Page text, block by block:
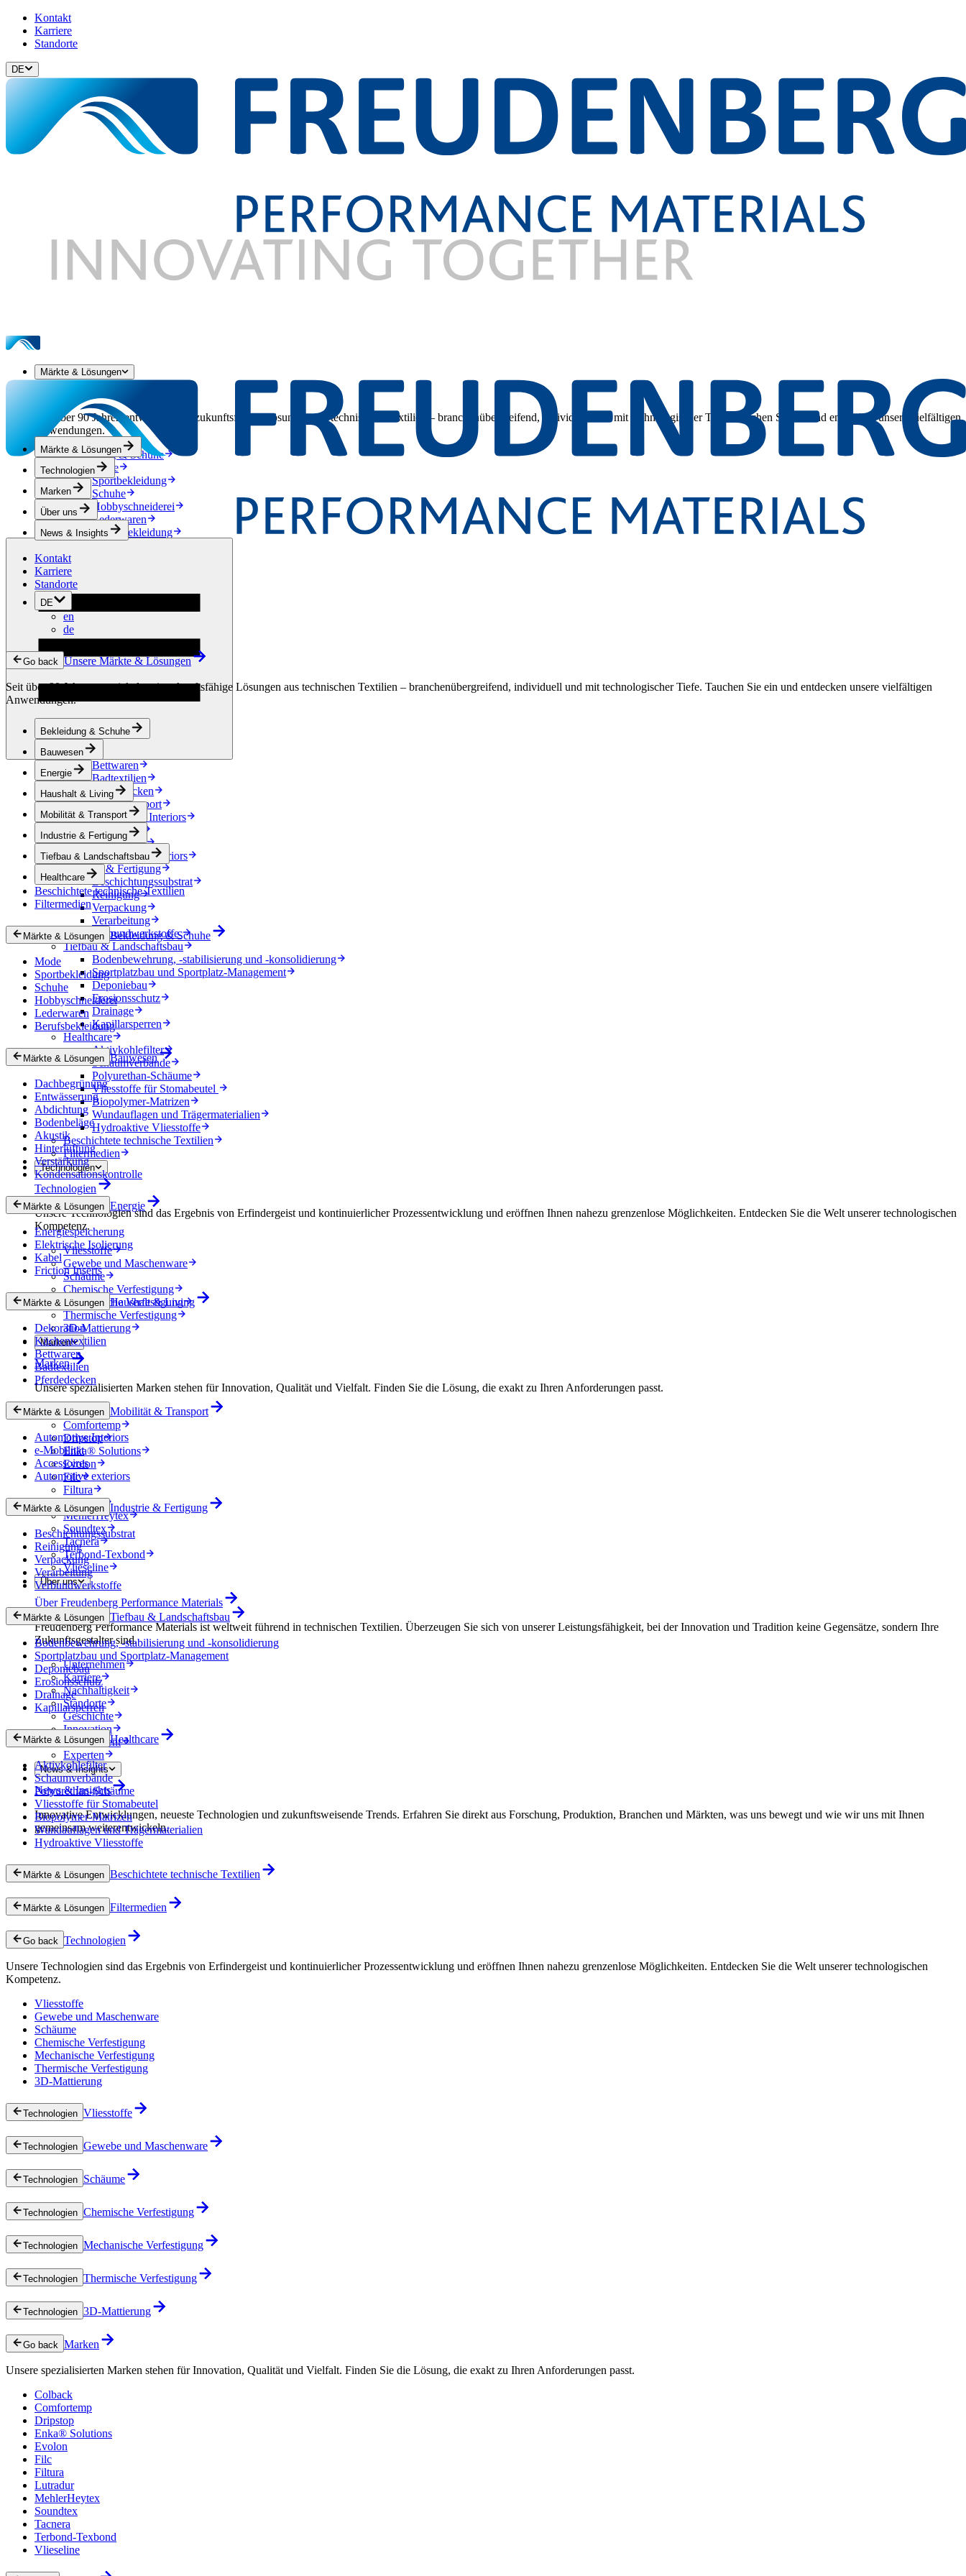
Kontakt
Karriere
Standorte
DE
Märkte & Lösungen
Seit über 90 Jahren entwickeln wir zukunftsfähige Lösungen aus technischen Textilien – branchenübergreifend, individuell und mit technologischer Tiefe. Tauchen Sie ein und entdecken unsere vielfältigen
Anwendungen.
Bekleidung & Schuhe
Mode
Sportbekleidung
Schuhe
Hobbyschneiderei
Lederwaren
Berufsbekleidung
Bodenbeläge
Akustik
Verstärkung
Kondensationskontrolle
Energie
Elektrische Isolierung
Kabel
Haushalt & Living
Dekoration
Küchentextilien
Bettwaren
Badtextilien
Pferdedecken
Mobilität & Transport
Automotive Interiors
e-Mobilität
Accessoires
Automotive exteriors
Industrie & Fertigung
Beschichtungssubstrat
Reinigung
Verpackung
Verarbeitung
Verbundwerkstoffe
Tiefbau & Landschaftsbau
Bodenbewehrung, -stabilisierung und -konsolidierung
Sportplatzbau und Sportplatz-Management
Deponiebau
Erosionsschutz
Drainage
Kapillarsperren
Healthcare
Aktivkohlefilter
Schaumverbände
Polyurethan-Schäume
Vliesstoffe für Stomabeutel
Biopolymer-Matrizen
Wundauflagen und Trägermaterialien
Hydroaktive Vliesstoffe
Beschichtete technische Textilien
Filtermedien
Technologien
Technologien
Unsere Technologien sind das Ergebnis von Erfindergeist und kontinuierlicher Prozessentwicklung und eröffnen Ihnen nahezu grenzenlose Möglichkeiten. Entdecken Sie die Welt unserer technologischen
Kompetenz.
Vliesstoffe
Gewebe und Maschenware
Schäume
Chemische Verfestigung
Mechanische Verfestigung
Thermische Verfestigung
3D-Mattierung
Marken
Marken
Unsere spezialisierten Marken stehen für Innovation, Qualität und Vielfalt. Finden Sie die Lösung, die exakt zu Ihren Anforderungen passt.
Colback
Comfortemp
Dripstop
Enka® Solutions
Evolon
Filc
Filtura
Lutradur
MehlerHeytex
Soundtex
Tacnera
Terbond-Texbond
Vlieseline
Über uns
Über Freudenberg Performance Materials
Freudenberg Performance Materials ist weltweit führend in technischen Textilien. Überzeugen Sie sich von unserer Leistungsfähigkeit, bei der Innovation und Tradition keine Gegensätze, sondern Ihre
Zukunftsgestalter sind.
Unternehmen
Karriere
Nachhaltigkeit
Standorte
Geschichte
Innovation
Procurement
Experten
News & Insights
News & Insights
Innovative Entwicklungen, neueste Technologien und zukunftsweisende Trends. Erfahren Sie direkt aus Forschung, Produktion, Branchen und Märkten, was uns bewegt und wie wir uns mit Ihnen
gemeinsam weiterentwickeln.
Märkte & Lösungen
Technologien
Marken
Über uns
News & Insights
Kontakt
Karriere
Standorte
DE
en
de
Go back Unsere Märkte & Lösungen
Seit über 90 Jahren entwickeln wir zukunftsfähige Lösungen aus technischen Textilien – branchenübergreifend, individuell und mit technologischer Tiefe. Tauchen Sie ein und entdecken unsere vielfältigen
Anwendungen.
Bekleidung & Schuhe
Bauwesen
Energie
Haushalt & Living
Mobilität & Transport
Industrie & Fertigung
Tiefbau & Landschaftsbau
Healthcare
Beschichtete technische Textilien
Filtermedien
Märkte & Lösungen Bekleidung & Schuhe
Mode
Sportbekleidung
Schuhe
Hobbyschneiderei
Lederwaren
Berufsbekleidung
Märkte & Lösungen Bauwesen
Dachbegrünung
Entwässerung
Abdichtung
Bodenbeläge
Akustik
Hinterlüftung
Verstärkung
Kondensationskontrolle
Märkte & Lösungen Energie
Energiespeicherung
Elektrische Isolierung
Kabel
Friction Inserts
Märkte & Lösungen Haushalt & Living
Dekoration
Küchentextilien
Bettwaren
Badtextilien
Pferdedecken
Märkte & Lösungen Mobilität & Transport
Automotive Interiors
e-Mobilität
Accessoires
Automotive exteriors
Märkte & Lösungen Industrie & Fertigung
Beschichtungssubstrat
Reinigung
Verpackung
Verarbeitung
Verbundwerkstoffe
Märkte & Lösungen Tiefbau & Landschaftsbau
Bodenbewehrung, -stabilisierung und -konsolidierung
Sportplatzbau und Sportplatz-Management
Deponiebau
Erosionsschutz
Drainage
Kapillarsperren
Märkte & Lösungen Healthcare
Aktivkohlefilter
Schaumverbände
Polyurethan-Schäume
Vliesstoffe für Stomabeutel
Biopolymer-Matrizen
Wundauflagen und Trägermaterialien
Hydroaktive Vliesstoffe
Märkte & Lösungen Beschichtete technische Textilien
Märkte & Lösungen Filtermedien
Go back Technologien
Unsere Technologien sind das Ergebnis von Erfindergeist und kontinuierlicher Prozessentwicklung und eröffnen Ihnen nahezu grenzenlose Möglichkeiten. Entdecken Sie die Welt unserer technologischen
Kompetenz.
Vliesstoffe
Gewebe und Maschenware
Schäume
Chemische Verfestigung
Mechanische Verfestigung
Thermische Verfestigung
3D-Mattierung
Technologien Vliesstoffe
Technologien Gewebe und Maschenware
Technologien Schäume
Technologien Chemische Verfestigung
Technologien Mechanische Verfestigung
Technologien Thermische Verfestigung
Technologien 3D-Mattierung
Go back Marken
Unsere spezialisierten Marken stehen für Innovation, Qualität und Vielfalt. Finden Sie die Lösung, die exakt zu Ihren Anforderungen passt.
Colback
Comfortemp
Dripstop
Enka® Solutions
Evolon
Filc
Filtura
Lutradur
MehlerHeytex
Soundtex
Tacnera
Terbond-Texbond
Vlieseline